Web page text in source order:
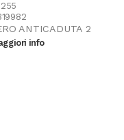
ANTICADUTA 2
info